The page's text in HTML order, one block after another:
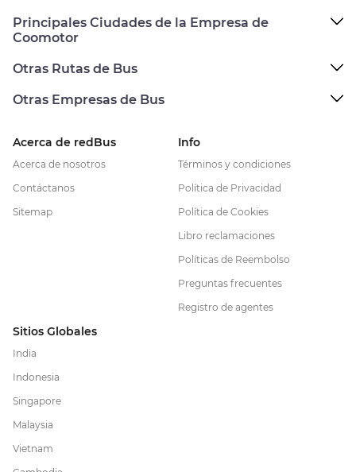
Principales Ciudades de la Empresa de
Coomotor
Otras Rutas de Bus
Otras Empresas de Bus
Acerca de redBus
Acerca de nosotros
Contáctanos
Sitemap
Info
Términos y condiciones
Política de Privacidad
Política de Cookies
Libro reclamaciones
Políticas de Reembolso
Preguntas frecuentes
Registro de agentes
Sitios Globales
India
Indonesia
Singapore
Malaysia
Vietnam